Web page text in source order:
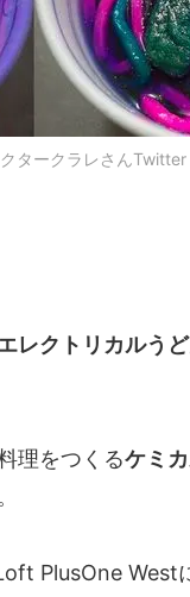
タークラレさんTwitter
レクトリカルう
理をつくるケミ
PlusOne West